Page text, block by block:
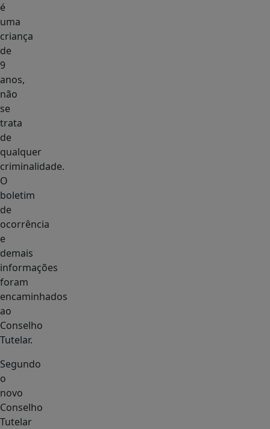
é
uma
criança
de
9
anos,
não
se
trata
de
qualquer
criminalidade.
O
boletim
de
ocorrência
e
demais
informações
foram
encaminhados
ao
Conselho
Tutelar.
Segundo
o
novo
Conselho
Tutelar